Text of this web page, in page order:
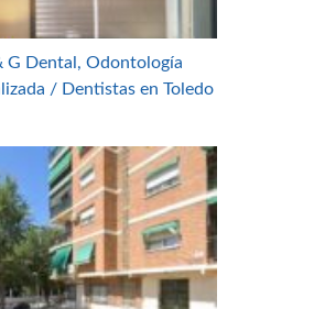
G Dental, Odontología
/ Dentistas en Toledo